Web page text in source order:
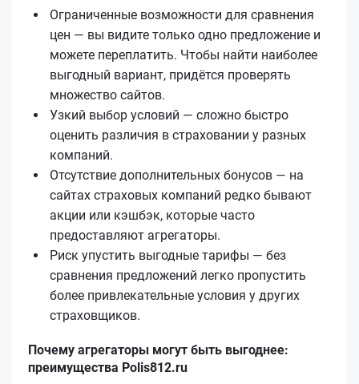
Ограниченные возможности для сравнения
цен — вы видите только одно предложение и
можете переплатить. Чтобы найти наиболее
выгодный вариант, придётся проверять
множество сайтов.
Узкий выбор условий — сложно быстро
оценить различия в страховании у разных
компаний.
Отсутствие дополнительных бонусов — на
сайтах страховых компаний редко бывают
акции или кэшбэк, которые часто
предоставляют агрегаторы.
Риск упустить выгодные тарифы — без
сравнения предложений легко пропустить
более привлекательные условия у других
страховщиков.
Почему агрегаторы могут быть выгоднее:
преимущества Polis812.ru